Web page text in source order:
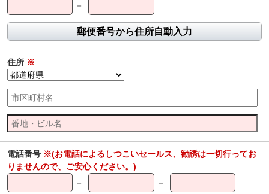
－
郵便番号から住所自動入力
住所 ※
電話番号 ※(お電話によるしつこいセールス、勧誘は一切行ってお
りませんので、ご安心ください。)
－
－